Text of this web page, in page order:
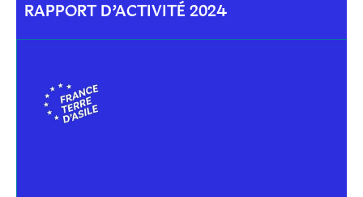
RAPPORT D’ACTIVITÉ 2024